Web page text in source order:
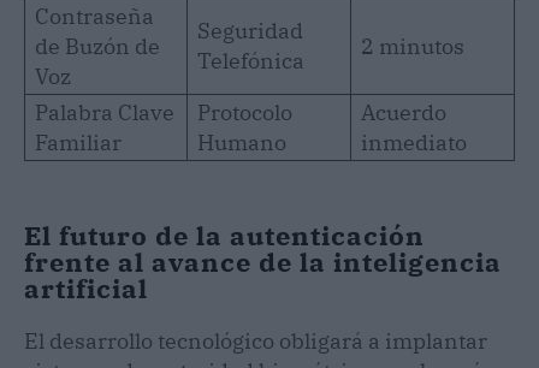
Contraseña
de Buzón de
Voz
Seguridad
Telefónica
2 minutos
Palabra Clave
Familiar
Protocolo
Humano
Acuerdo
inmediato
El futuro de la autenticación
frente al avance de la inteligencia
artificial
El desarrollo tecnológico obligará a implantar